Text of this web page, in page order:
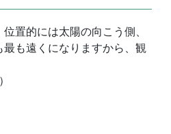
置的には太陽の向こう側、
も遠くになりますから、観